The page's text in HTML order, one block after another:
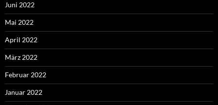
Juni 2022
Mai 2022
April 2022
März 2022
Februar 2022
Januar 2022